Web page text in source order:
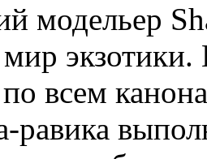
модельер
всем
равика